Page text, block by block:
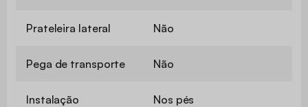
Prateleira lateral Não
Pega de transporte Não
Instalação Nos pés